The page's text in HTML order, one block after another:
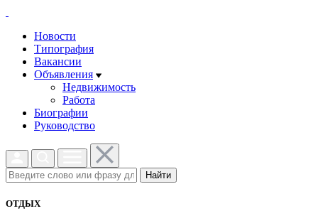
Новости
Типография
Вакансии
Объявления
Недвижимость
Работа
Биографии
Руководство
Найти
ОТДЫХ